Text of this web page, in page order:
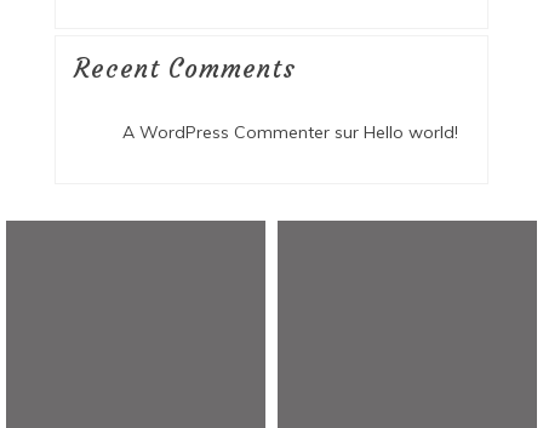
Recent Comments
A WordPress Commentersur Hello world!